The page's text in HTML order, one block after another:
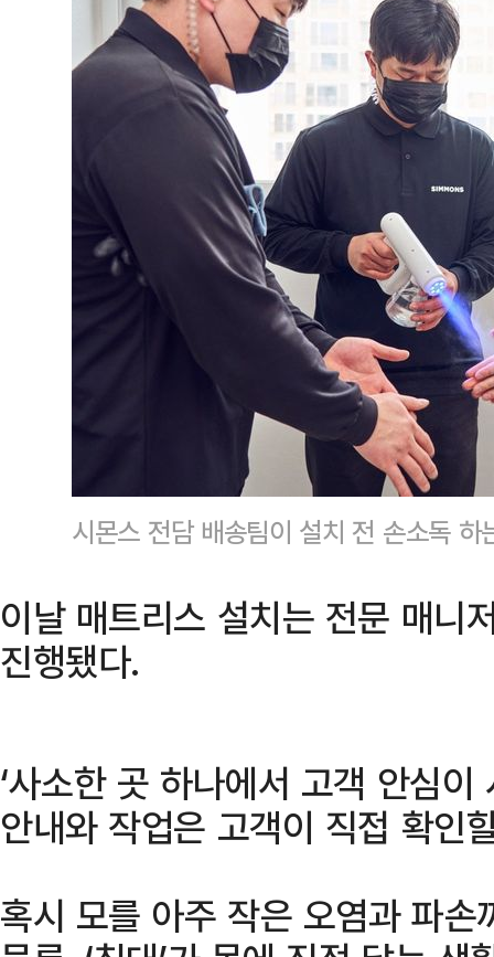
시몬스 전담 배송팀이 설치 전 손소독
이날 매트리스 설치는 전문 매니
진행됐다.
‘사소한 곳 하나에서 고객 안심
안내와 작업은 고객이 직접 확인
혹시 모를 아주 작은 오염과 파